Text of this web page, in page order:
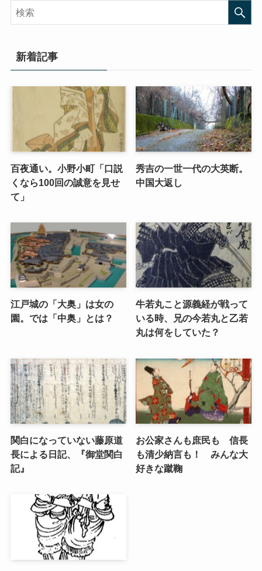
新着記事
百夜通い。小野小町「口説
くなら100回の誠意を見せ
て」
秀吉の一世一代の大英断。
中国大返し
江戸城の「大奥」は女の
園。では「中奥」とは？
牛若丸こと源義経が戦って
いる時、兄の今若丸と乙若
丸は何をしていた？
関白になっていない藤原道
長による日記、『御堂関白
記』
お公家さんも庶民も 信長
も清少納言も！ みんな大
好きな蹴鞠